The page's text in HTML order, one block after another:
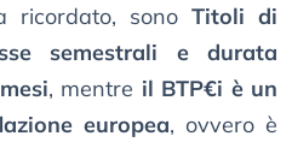
ricordato, sono Titoli di
semestrali e durata
, mentre il BTP€i è un
europea, ovvero è